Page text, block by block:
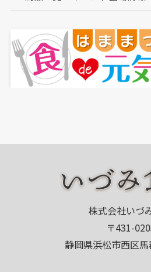
株式会社いづ
〒431-
静岡県浜松市西区